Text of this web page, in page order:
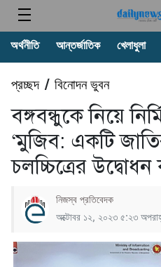
অর্থনীতি আন্তর্জাতিক খেলাধুলা
প্রচ্ছদ/ বিনোদন ভুবন
বঙ্গবন্ধুকে নিয়ে
‘মুজিব: একটি
চলচ্চিত্রের উদ্বোধন
নিজস্ব প্রতিবেদক
অক্টোবর ১২, ২০২৩ ৫:২৩